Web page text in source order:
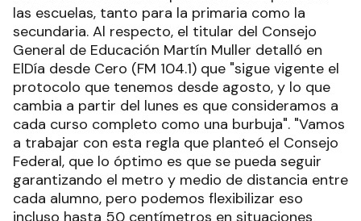
A partir del próximo lunes 30 de agosto en todo
Entre Ríos comienza la presencialidad plena en
las escuelas, tanto para la primaria como la
secundaria. Al respecto, el titular del Consejo
General de Educación Martín Muller detalló en
ElDía desde Cero (FM 104.1) que "sigue vigente el
protocolo que tenemos desde agosto, y lo que
cambia a partir del lunes es que consideramos a
cada curso completo como una burbuja". "Vamos
a trabajar con esta regla que planteó el Consejo
Federal, que lo óptimo es que se pueda seguir
garantizando el metro y medio de distancia entre